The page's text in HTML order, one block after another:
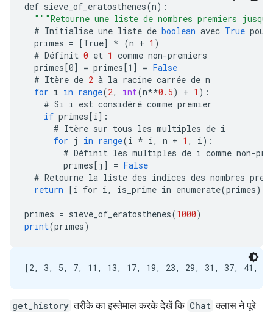
def sieve_of_eratosthenes(n) :
"""Retourne une liste de nombres premiers
# Initialise une liste de boolean avec True pour
primes = [True] * (n + 1 )
# Définit 0 et 1 comme non-premiers
primes[0] = primes[1 ] = False
# Itère de 2 à la racine carrée de n
for i in range(2, int(n**0.5) + 1 ) :
# Si i est considéré comme premier
if primes[i] :
# Itère sur tous les multiples de i
for j in range(i * i, n + 1 , i) :
# Définit les multiples de i comme non-
primes[ j ] = False
# Retourne la liste des indices des nombres
return [i for i, is_prime in enumerate(primes)
primes = sieve_of_eratosthenes(1000)
print(primes)
get_history तरीके का इस्तेमाल करके देखें कि Chat क्लास ने पूरे